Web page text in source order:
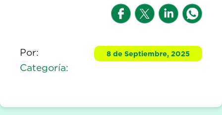
Por: 8 de Septiembre, 2025
Categoría: